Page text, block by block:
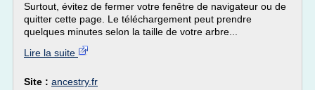
Surtout, évitez de fermer votre fenêtre de navigateur ou de
quitter cette page. Le téléchargement peut prendre
quelques minutes selon la taille de votre arbre...
Lire la suite
Site : ancestry.fr